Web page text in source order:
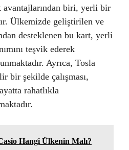
avantajlarından biri, yerli bir
Ülkemizde geliştirilen ve
desteklenen bu kart, yerli
teşvik ederek
Ayrıca, Tosla
bir şekilde çalışması,
rahatlıkla
Hangi Ülkenin Malı?